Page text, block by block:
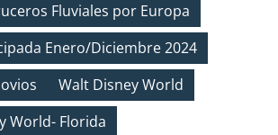
Fluviales por Europa
Enero/Diciembre 2024
Walt Disney World
World- Florida